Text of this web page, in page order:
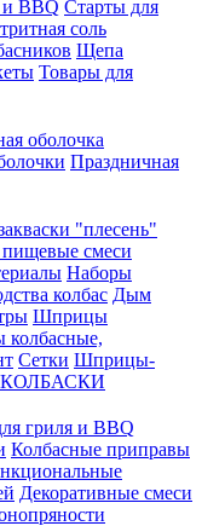
BBQ Старты для
соль
Щепа
Товары для
оболочка
Праздничная
"плесень"
смеси
Наборы
колбас Дым
Шприцы
колбасные,
Сетки Шприцы-
гриля и BBQ
Колбасные приправы
Декоративные смеси